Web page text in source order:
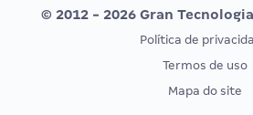
CONCURSOS POR PROFISSÃO
© 2012 - 2026 Gran
Política de
Termos de uso
Mapa do site